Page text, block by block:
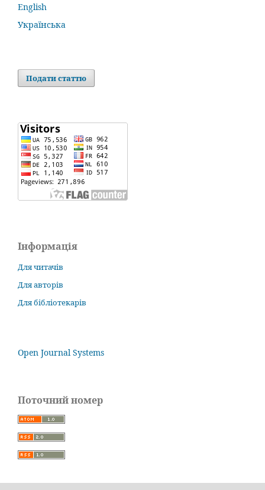
English
Українська
Подати статтю
Інформація
Для читачів
Для авторів
Для бібліотекарів
Open Journal Systems
Поточний номер